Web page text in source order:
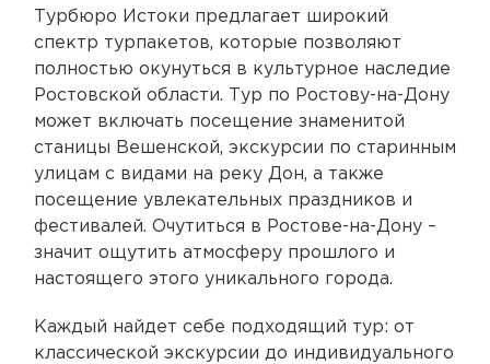
Турбюро Истоки предлагает широкий
спектр турпакетов, которые позволяют
полностью окунуться в культурное наследие
Ростовской области. Тур по Ростову-на-Дону
может включать посещение знаменитой
станицы Вешенской, экскурсии по старинным
улицам с видами на реку Дон, а также
посещение увлекательных праздников и
фестивалей. Очутиться в Ростове-на-Дону –
значит ощутить атмосферу прошлого и
настоящего этого уникального города.
Каждый найдет себе подходящий тур: от
классической экскурсии до индивидуального